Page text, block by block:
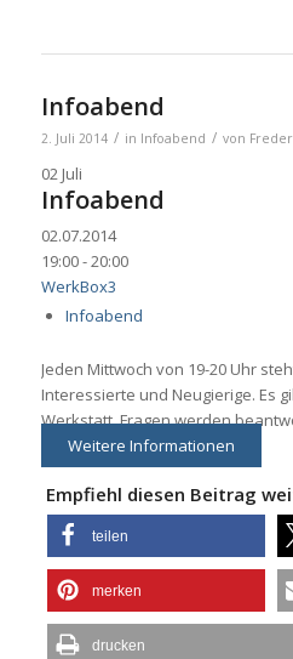
Infoabend
2. Juli 2014 / in Infoabend / von
02 Juli
Infoabend
02.07.2014
19:00 - 20:00
WerkBox3
Infoabend
Jeden Mittwoch von 19-20 Uhr
Interessierte und Neugierige. Es
Werkstatt, Fragen werden
Weitere Informationen
Empfiehl diesen Beitrag
teilen
merken
drucken